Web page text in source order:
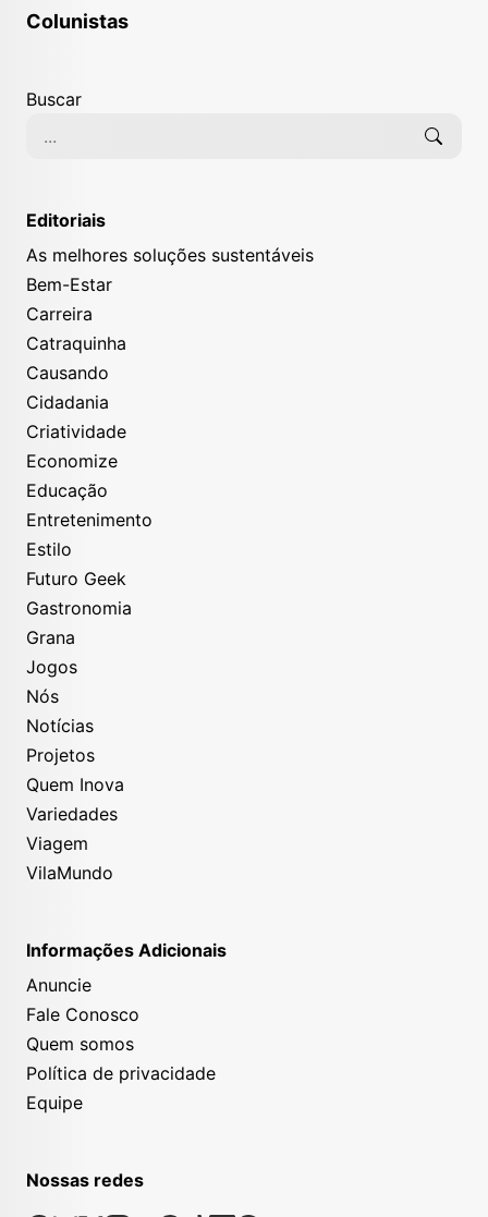
Colunistas
Buscar
Editoriais
As melhores soluções sustentáveis
Bem-Estar
Carreira
Catraquinha
Causando
Cidadania
Criatividade
Economize
Educação
Entretenimento
Estilo
Futuro Geek
Gastronomia
Grana
Jogos
Nós
Notícias
Projetos
Quem Inova
Variedades
Viagem
VilaMundo
Informações Adicionais
Anuncie
Fale Conosco
Quem somos
Política de privacidade
Equipe
Nossas redes